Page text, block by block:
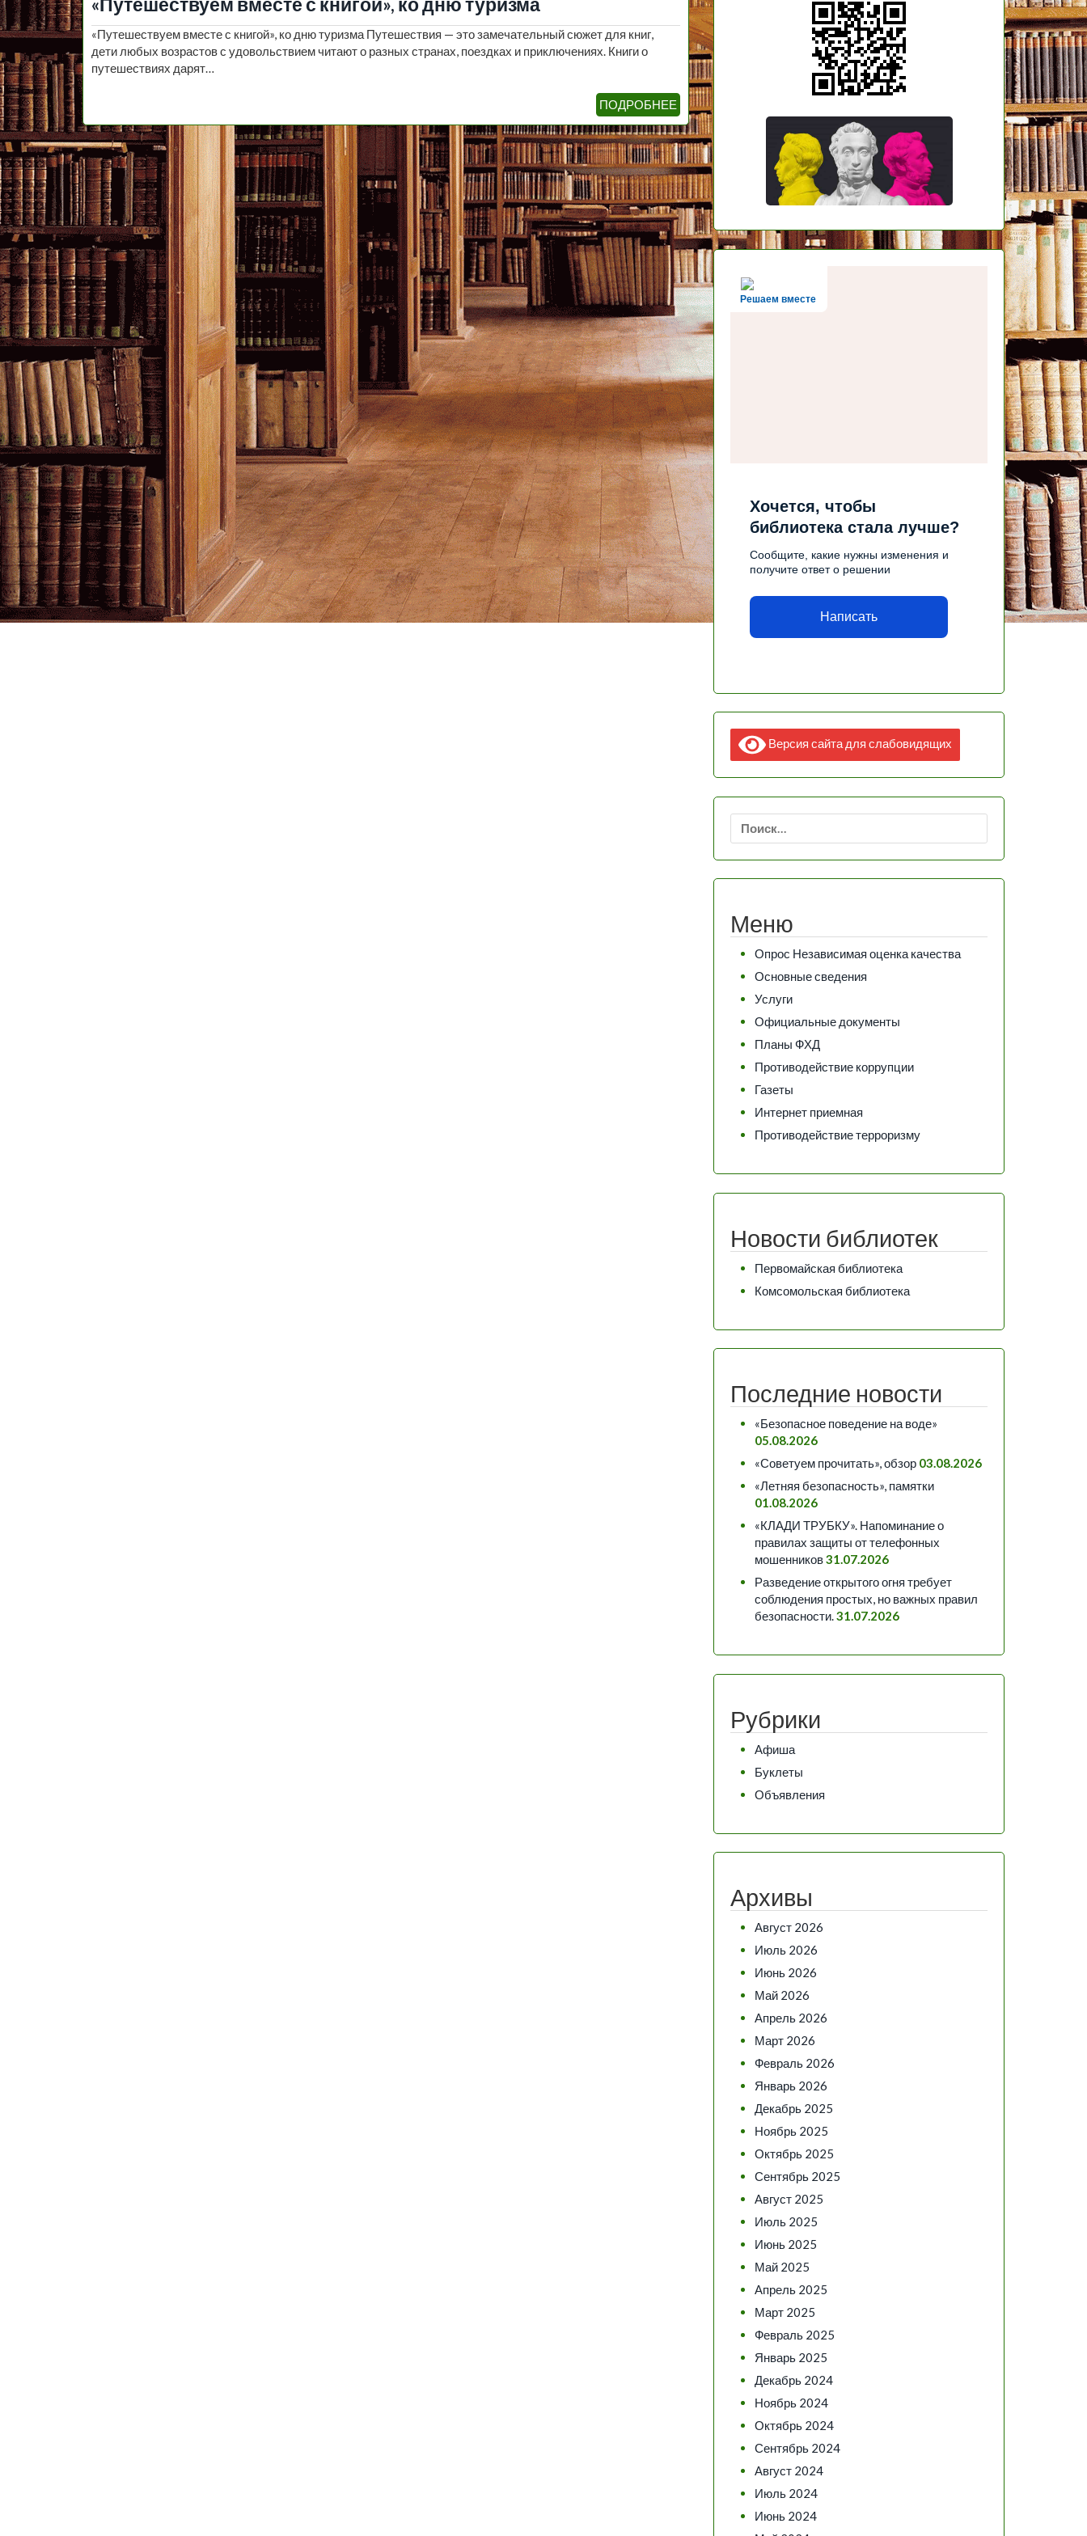
«Путешествуем вместе с книгой», ко дню туризма
«Путешествуем вместе с книгой», ко дню туризма Путешествия — это замечательный сюжет для книг,
дети любых возрастов с удовольствием читают о разных странах, поездках и приключениях. Книги о
путешествиях дарят…
ПОДРОБНЕЕ
Решаем вместе
Хочется, чтобы
библиотека стала лучше?
Сообщите, какие нужны изменения и
получите ответ о решении
Написать
Версия сайта для слабовидящих
Найти:
Меню
Опрос Независимая оценка качества
Основные сведения
Услуги
Официальные документы
Планы ФХД
Противодействие коррупции
Газеты
Интернет приемная
Противодействие терроризму
Новости библиотек
Первомайская библиотека
Комсомольская библиотека
Последние новости
«Безопасное поведение на воде»
05.08.2026
«Советуем прочитать», обзор 03.08.2026
«Летняя безопасность», памятки
01.08.2026
«КЛАДИ ТРУБКУ». Напоминание о
правилах защиты от телефонных
мошенников31.07.2026
Разведение открытого огня требует
соблюдения простых, но важных правил
безопасности.31.07.2026
Рубрики
Афиша
Буклеты
Объявления
Архивы
Август 2026
Июль 2026
Июнь 2026
Май 2026
Апрель 2026
Март 2026
Февраль 2026
Январь 2026
Декабрь 2025
Ноябрь 2025
Октябрь 2025
Сентябрь 2025
Август 2025
Июль 2025
Июнь 2025
Май 2025
Апрель 2025
Март 2025
Февраль 2025
Январь 2025
Декабрь 2024
Ноябрь 2024
Октябрь 2024
Сентябрь 2024
Август 2024
Июль 2024
Июнь 2024